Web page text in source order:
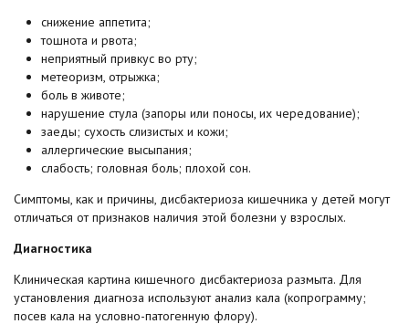
снижение аппетита;
тошнота и рвота;
неприятный привкус во рту;
метеоризм, отрыжка;
боль в животе;
нарушение стула (запоры или поносы, их чередование);
заеды; сухость слизистых и кожи;
аллергические высыпания;
слабость; головная боль; плохой сон.
Симптомы, как и причины, дисбактериоза кишечника у детей могут
отличаться от признаков наличия этой болезни у взрослых.
Диагностика
Клиническая картина кишечного дисбактериоза размыта. Для
установления диагноза используют анализ кала (копрограмму;
посев кала на условно-патогенную флору).